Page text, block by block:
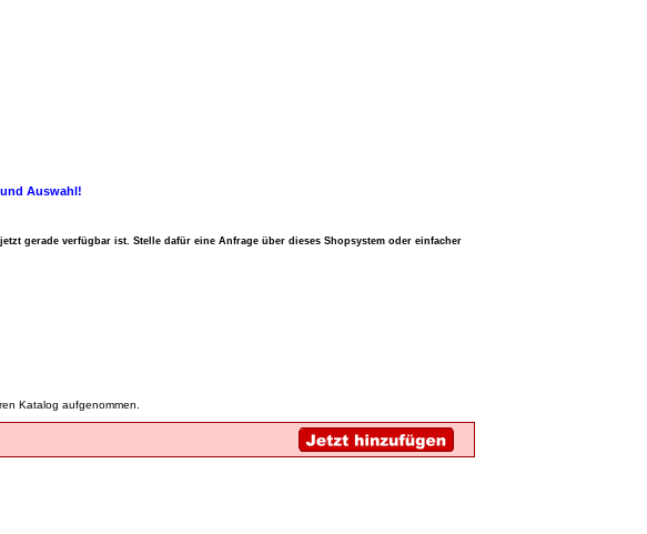
Auswahl!
gerade verfügbar ist. Stelle dafür eine Anfrage über dieses Shopsystem oder einfacher
Katalog aufgenommen.